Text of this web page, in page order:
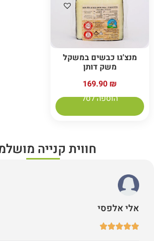
מנצ'גו כבשים במשקל
משק דותן
169.90 ₪
הוספה לסל
חווית קנייה
אלי אלפסי